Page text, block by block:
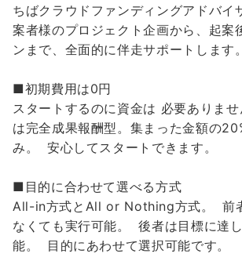
ちばクラウドファンディングアドバイ
案者様のプロジェクト企画から、起案
ンまで、全面的に伴走サポートします。
■初期費用は0円
スタートするのに資金は 必要ありま
は完全成果報酬型。集まった金額の
み。 安心してスタートできます。
■目的に合わせて選べる方式
All-in方式とAll or Nothing方式。 前
なくても実行可能。 後者は目標に達
能。 目的にあわせて選択可能です。